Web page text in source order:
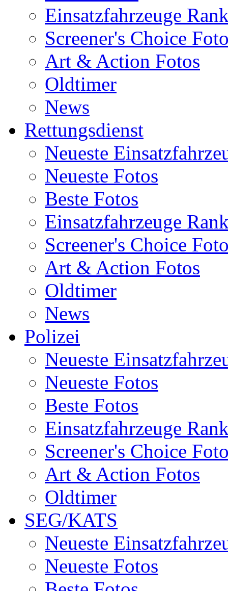
Einsatzfahrzeuge
Screener's Choice
Art & Action Fotos
Oldtimer
News
Rettungsdienst
Neueste
Neueste Fotos
Beste Fotos
Einsatzfahrzeuge
Screener's Choice
Art & Action Fotos
Oldtimer
News
Polizei
Neueste
Neueste Fotos
Beste Fotos
Einsatzfahrzeuge
Screener's Choice
Art & Action Fotos
Oldtimer
SEG/KATS
Neueste
Neueste Fotos